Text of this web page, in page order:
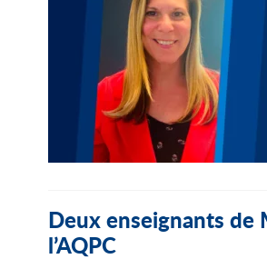
Deux enseignants
l’AQPC